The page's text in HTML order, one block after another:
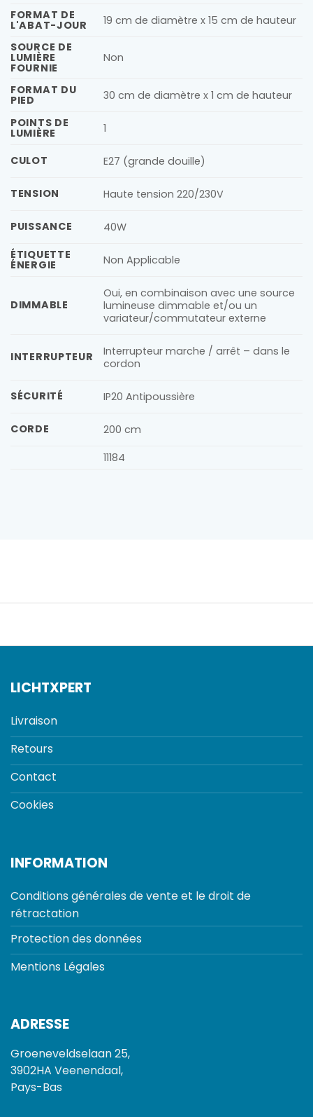
FORMAT DE
L'ABAT-JOUR
19 cm de diamètre x 15 cm de hauteur
SOURCE DE
LUMIÈRE
FOURNIE
Non
FORMAT DU
PIED
30 cm de diamètre x 1 cm de hauteur
POINTS DE
LUMIÈRE 1
CULOT E27 (grande douille)
TENSION Haute tension 220/230V
PUISSANCE
40W
ÉTIQUETTE
ÉNERGIE Non Applicable
DIMMABLE
Oui, en combinaison avec une source
lumineuse dimmable et/ou un
variateur/commutateur externe
INTERRUPTEUR
Interrupteur marche / arrêt – dans le
cordon
SÉCURITÉ IP20 Antipoussière
CORDE
200 cm
11184
LICHTXPERT
Livraison
Retours
Contact
Cookies
INFORMATION
Conditions générales de vente et le droit de
rétractation
Protection des données
Mentions Légales
ADRESSE
Groeneveldselaan 25,
3902HA Veenendaal,
Pays-Bas